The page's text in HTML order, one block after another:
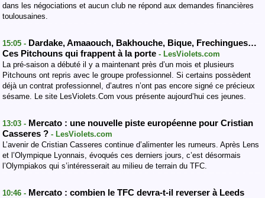
dans les négociations et aucun club ne répond aux demandes financières
toulousaines.
15:05 - Dardake, Amaaouch, Bakhouche, Bique, Frechingues…
Ces Pitchouns qui frappent à la porte - LesViolets.com
La pré-saison a débuté il y a maintenant près d’un mois et plusieurs
Pitchouns ont repris avec le groupe professionnel. Si certains possèdent
déjà un contrat professionnel, d’autres n’ont pas encore signé ce précieux
sésame. Le site LesViolets.Com vous présente aujourd’hui ces jeunes.
13:03 - Mercato : une nouvelle piste européenne pour Cristian
Casseres ? - LesViolets.com
L’avenir de Cristian Casseres continue d’alimenter les rumeurs. Après Lens
et l’Olympique Lyonnais, évoqués ces derniers jours, c’est désormais
l’Olympiakos qui s’intéresserait au milieu de terrain du TFC.
10:46 - Mercato : combien le TFC devra-t-il reverser à Leeds